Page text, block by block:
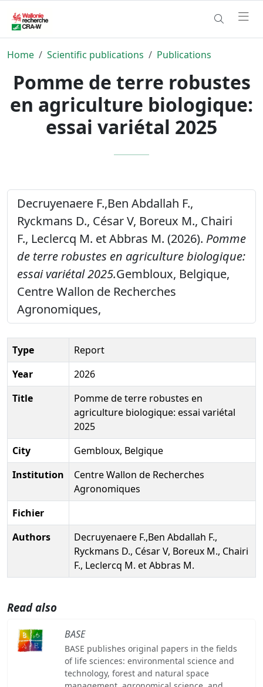
Home Scientific publications Publications
Pomme de terre robustes
en agriculture biologique:
essai variétal 2025
Decruyenaere F.,Ben Abdallah F.,
Ryckmans D., César V, Boreux M., Chairi
F., Leclercq M. et Abbras M. (2026). Pomme
de terre robustes en agriculture biologique:
essai variétal 2025.Gembloux, Belgique,
Centre Wallon de Recherches
Agronomiques,
Type
Report
Year
2026
Title
Pomme de terre robustes en
agriculture biologique: essai variétal
2025
City
Gembloux, Belgique
Institution
Centre Wallon de Recherches
Agronomiques
Fichier
Authors
Decruyenaere F.,Ben Abdallah F.,
Ryckmans D., César V, Boreux M., Chairi
F., Leclercq M. et Abbras M.
Read also
BASE
BASE publishes original papers in the fields
of life sciences: environmental science and
technology, forest and natural space